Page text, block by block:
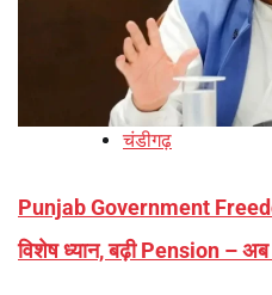
चंडीगढ़
Punjab Government
विशेष ध्यान, बढ़ी Pension – अब